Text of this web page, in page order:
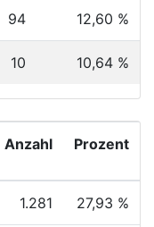
94 12,60 %
10 10,64 %
Anzahl Prozent
1.281 27,93 %